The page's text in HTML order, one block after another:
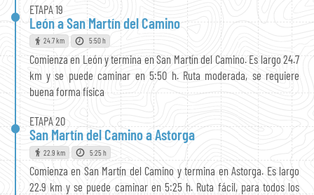
ETAPA 19
León a San Martín del Camino
24.7 km 5:50 h
Comienza en León y termina en San Martín del Camino. Es largo 24.7
km y se puede caminar en 5:50 h. Ruta moderada, se requiere
buena forma física
ETAPA 20
San Martín del Camino a Astorga
22.9 km 5:25 h
Comienza en San Martín del Camino y termina en Astorga. Es largo
22.9 km y se puede caminar en 5:25 h. Ruta fácil, para todos los